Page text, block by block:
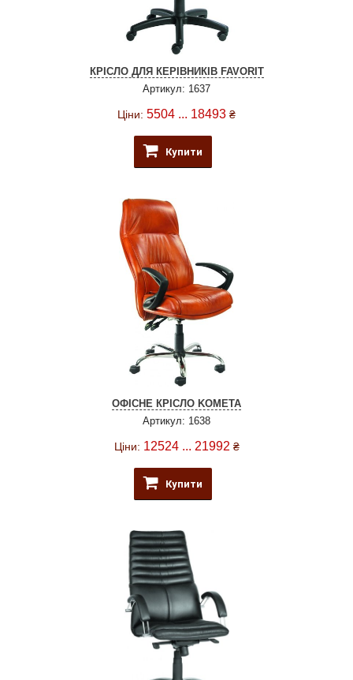
КРІСЛО ДЛЯ КЕРІВНИКІВ FAVORIT
Артикул: 1637
Ціни: 5504 ... 18493 ₴
Купити
ОФІСНЕ КРІСЛО KOMETA
Артикул: 1638
Ціни: 12524 ... 21992 ₴
Купити